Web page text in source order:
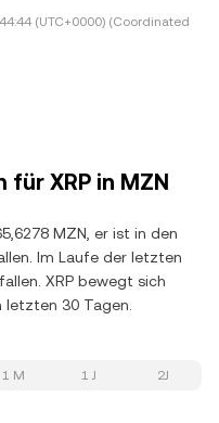
(UTC+0000) (Coordinated
XRP in MZN
MZN, er ist in den
Im Laufe der letzten
XRP bewegt sich
letzten 30 Tagen.
1 M 1 J 2J